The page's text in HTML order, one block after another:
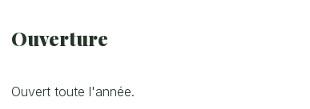
Ouverture
Ouvert toute l'année.